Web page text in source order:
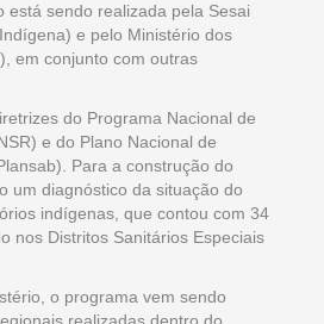
está sendo realizada pela Sesai
e pelo Ministério dos
em conjunto com outras
do Programa Nacional de
e do Plano Nacional de
Para a construção do
um diagnóstico da situação do
indígenas, que contou com 34
nos Distritos Sanitários Especiais
o programa vem sendo